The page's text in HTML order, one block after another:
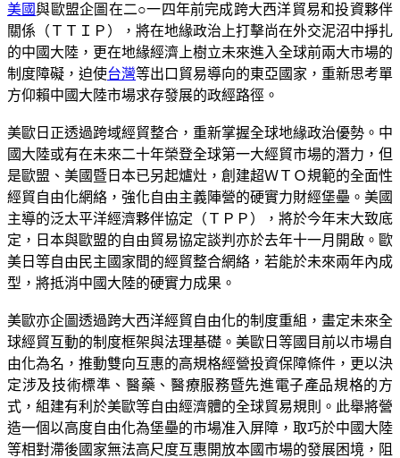
美國與歐盟企圖在二○一四年前完成跨大西洋貿易和投資夥伴
關係（ＴＴＩＰ），將在地緣政治上打擊尚在外交泥沼中掙扎
的中國大陸，更在地緣經濟上樹立未來進入全球前兩大市場的
制度障礙，迫使台灣等出口貿易導向的東亞國家，重新思考單
方仰賴中國大陸市場求存發展的政經路徑。
美歐日正透過跨域經貿整合，重新掌握全球地緣政治優勢。中
國大陸或有在未來二十年榮登全球第一大經貿市場的潛力，但
是歐盟、美國暨日本已另起爐灶，創建超ＷＴＯ規範的全面性
經貿自由化網絡，強化自由主義陣營的硬實力財經堡壘。美國
主導的泛太平洋經濟夥伴協定（ＴＰＰ），將於今年末大致底
定，日本與歐盟的自由貿易協定談判亦於去年十一月開啟。歐
美日等自由民主國家間的經貿整合網絡，若能於未來兩年內成
型，將抵消中國大陸的硬實力成果。
美歐亦企圖透過跨大西洋經貿自由化的制度重組，畫定未來全
球經貿互動的制度框架與法理基礎。美歐日等國目前以市場自
由化為名，推動雙向互惠的高規格經營投資保障條件，更以決
定涉及技術標準、醫藥、醫療服務暨先進電子產品規格的方
式，組建有利於美歐等自由經濟體的全球貿易規則。此舉將營
造一個以高度自由化為堡壘的市場准入屏障，取巧於中國大陸
等相對滯後國家無法高尺度互惠開放本國市場的發展困境，阻